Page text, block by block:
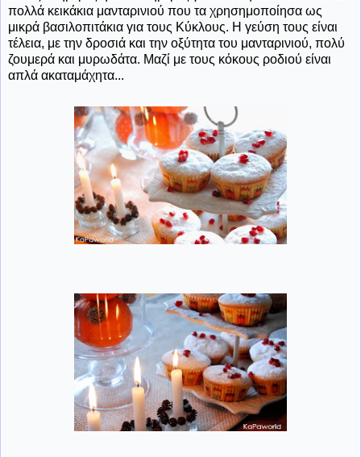
πολλά κεικάκια μανταρινιού που τα χρησημοποίησα ως
μικρά βασιλοπιτάκια για τους Κύκλους. Η γεύση τους είναι
τέλεια, με την δροσιά και την οξύτητα του μανταρινιού, πολύ
ζουμερά και μυρωδάτα. Μαζί με τους κόκους ροδιού είναι
απλά ακαταμάχητα...